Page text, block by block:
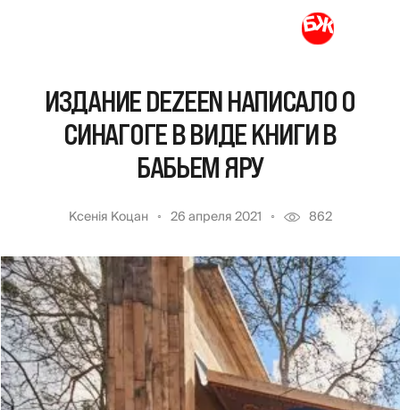
ИЗДАНИЕ DEZEEN НАПИСАЛО О
СИНАГОГЕ В ВИДЕ КНИГИ В
БАБЬЕМ ЯРУ
Ксенія Коцан 26 апреля 2021 862